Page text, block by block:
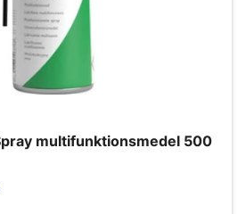
multifunktionsmedel 500